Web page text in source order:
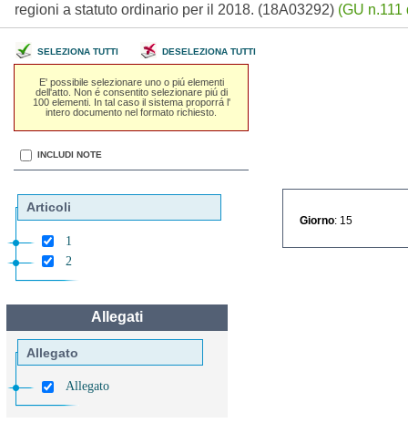
regioni a statuto ordinario per il 2018. (18A03292) (GU n.111
SELEZIONA TUTTI DESELEZIONA TUTTI
E' possibile selezionare uno o piú elementi
dell'atto. Non é consentito selezionare piú di
100 elementi. In tal caso il sistema proporrá l'
intero documento nel formato richiesto.
INCLUDI NOTE
Articoli
1
2
Allegati
Allegato
Allegato
Giorno : 15